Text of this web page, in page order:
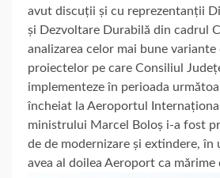
avut discuții și cu reprezentanții
și Dezvoltare Durabilă din cadrul
analizarea celor mai bune variante
proiectelor pe care Consiliul
implementeze în perioada
încheiat la Aeroportul
ministrului Marcel Boloș i-a fost
de de modernizare și extindere, în
avea al doilea Aeroport ca mărime